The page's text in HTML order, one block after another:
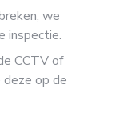
we
inspectie.
CCTV of
op de